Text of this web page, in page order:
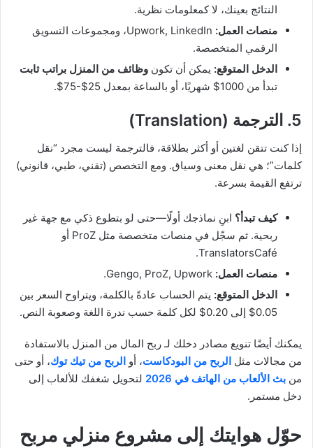
النتائج بعينك، لا كمعلومات نظرية.
منصات العمل:
Upwork, LinkedIn، ومجموعات التسويق
الرقمي المتخصصة.
الدخل المتوقع: يمكن أن تكون وظائف من المنزل براتب ثابت
تبدأ من 1000$ شهريًا، أو بالساعة بمعدل 25$-75$.
5. الترجمة (Translation)
إذا كنت تتقن لغتين أو أكثر بطلاقة، فالترجمة ليست مجرد “نقل
كلمات”؛ هي نقل معنى وسياق. ومع التخصص (تقني، طبي، قانوني)
ترتفع القيمة بسرعة.
كيف تبدأ؟ ابنِ نماذجك أولًا—حتى لو بتطوع ذكي مع جهة غير
ربحية. ثم سجّل في منصات متخصصة مثل ProZ أو
TranslatorsCafé.
منصات العمل:
الدخل المتوقع: يتم الحساب عادةً بالكلمة، ويتراوح السعر بين
0.05$ إلى 0.20$ لكل كلمة حسب ندرة اللغة وصعوبة النص.
يمكنك أيضًا تنويع مصادر دخلك لـ ربح المال من المنزل بالاستفادة
من مجالات مثل الربح من البودكاست، أو الربح من تيك توك، أو حتى
من بث الألعاب من الهاتف في 2026
لتحويل شغفك للألعاب إلى
دخل مستمر.
حوّل هوايتك إلى مشروع منزلي مربح